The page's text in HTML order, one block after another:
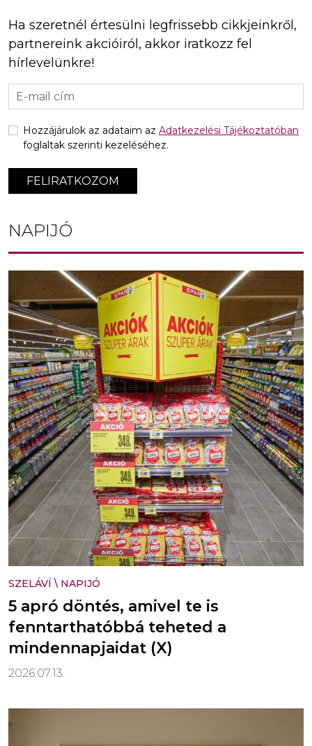
Ha szeretnél értesülni legfrissebb cikkjeinkről,
partnereink akcióiról, akkor iratkozz fel
hírlevelünkre!
FELIRATKOZOM
Hozzájárulok az adataim az Adatkezelési Tájékoztatóban
foglaltak szerinti kezeléséhez.
NAPIJÓ
SZELÁVÍ \ NAPIJÓ
5 apró döntés, amivel te is
fenntarthatóbbá teheted a
mindennapjaidat (X)
2026.07.13.